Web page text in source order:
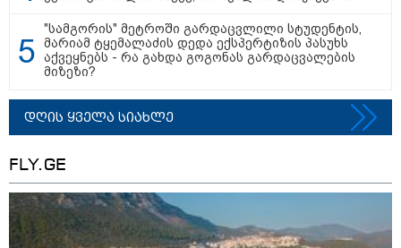
ყარყარაშვილი გიორგი ბარამიძის
განცხადებაზე
"დადგება დრო და თქვენი
შეცდომა არის დანაშაულის
ჟორჟოლიანს
09:33 / 05-08-2026
"სამგორის" მეტროში გარდაცვლილი სტუდენტის,
მარიამ ტყემალაძის დედა ექსპერტიზის პასუხს
აქვეყნებს - რა გახდა გოგონას გარდაცვალების
მიზეზი?
დღის ყველა სიახლე
FLY.GE